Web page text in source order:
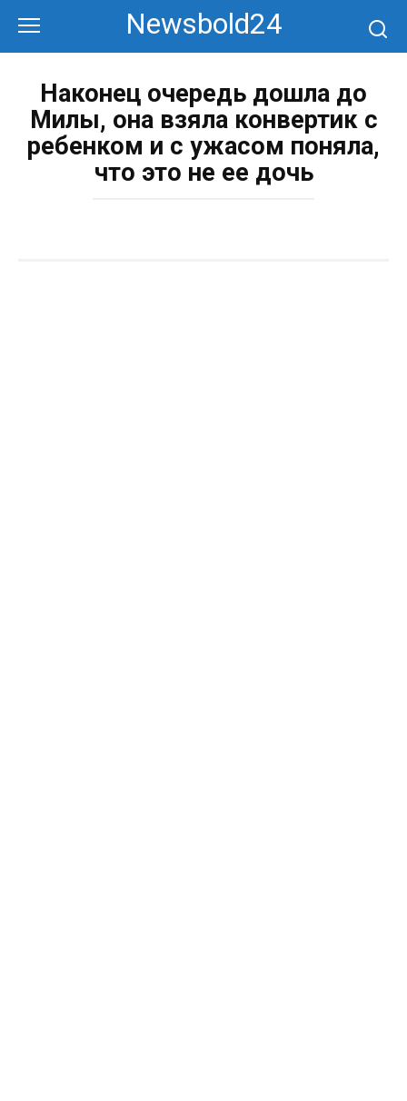
контенту
Newsbold24
Наконец очередь дошла до
Милы, она взяла конвертик с
ребенком и с ужасом поняла,
что это не ее дочь